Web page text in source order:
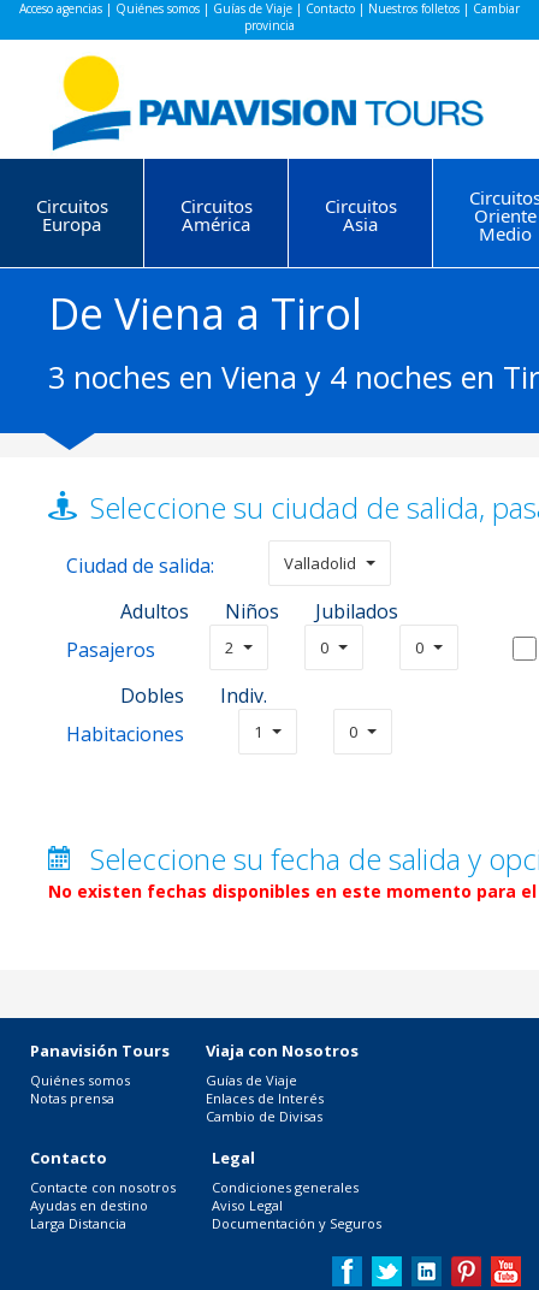
Acceso agencias | Quiénes somos | Guías de Viaje | Contacto | Nuestros folletos | Cambiar
provincia
Circuitos
Europa
Circuitos
América
Circuitos
Asia Oriente
Medio
De Viena a Tirol
3 noches en Viena y 4 noches en
Seleccione su ciudad de salida,
Ciudad de salida: Valladolid
Adultos Niños
Jubilados
Pasajeros
2 0 0
Dobles
Indiv.
Habitaciones
1 0
Seleccione su fecha de salida y
No existen fechas disponibles en este momento para
Panavisión Tours
Quiénes somos
Notas prensa
Viaja con Nosotros
Guías de Viaje
Enlaces de Interés
Cambio de Divisas
Contacto
Contacte con nosotros
Ayudas en destino
Larga Distancia
Legal
Condiciones generales
Aviso Legal
Documentación y Seguros